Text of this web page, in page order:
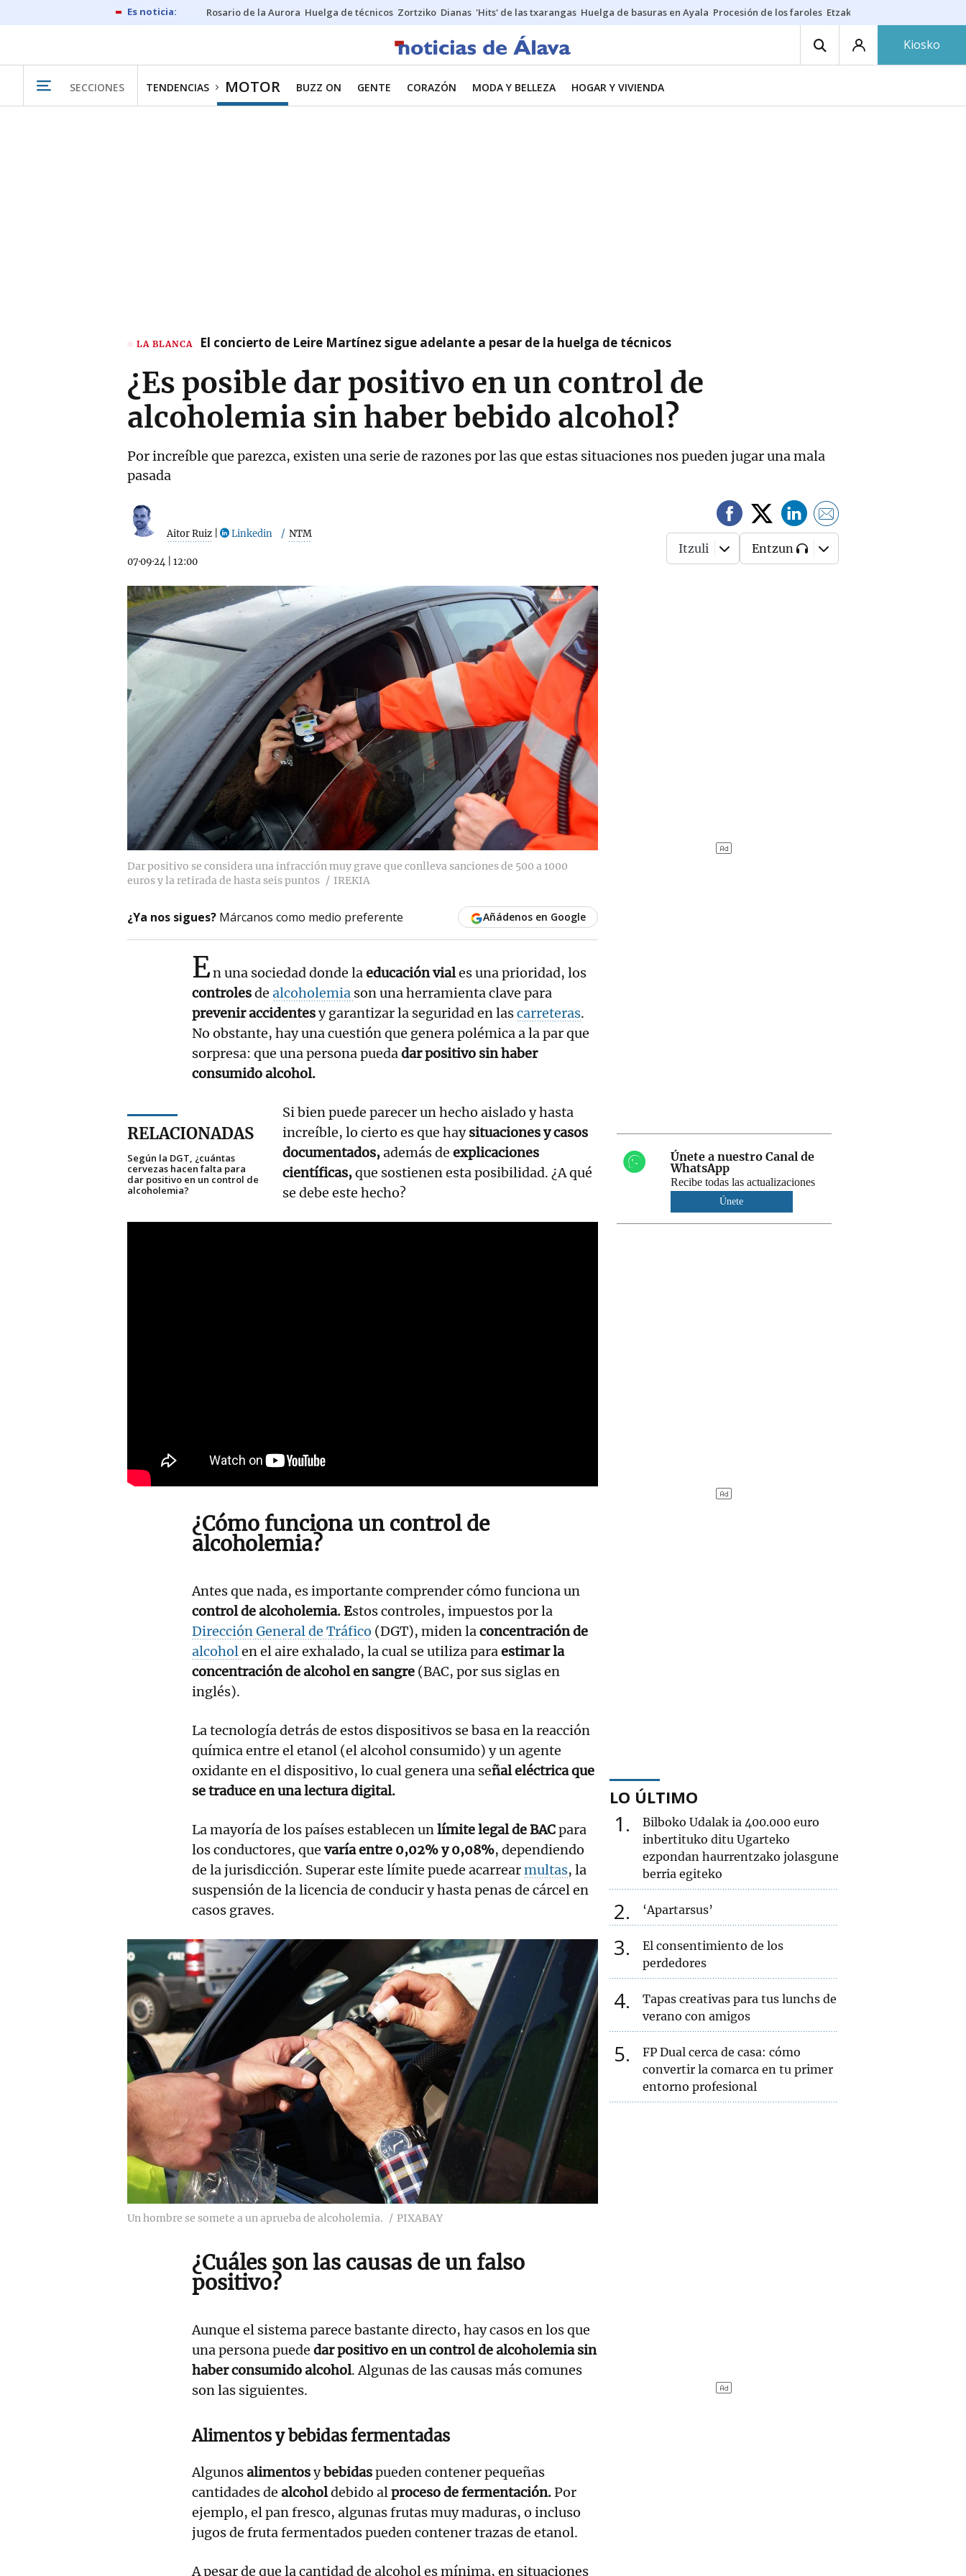
Rosario de la Aurora Huelga de técnicos Zortziko Dianas 'Hits' de las txarangas Huelga de basuras en Ayala Procesión de los faroles Etzakit
Kiosko
SECCIONES TENDENCIAS MOTOR BUZZ ON GENTE CORAZÓN MODA Y BELLEZA HOGAR Y VIVIENDA
LA BLANCA El concierto de Leire Martínez sigue adelante a pesar de la huelga de técnicos
¿Es posible dar positivo en un control de
alcoholemia sin haber bebido alcohol?
Por increíble que parezca, existen una serie de razones por las que estas situaciones nos pueden jugar una mala
pasada
Aitor Ruiz Linkedin NTM
07·09·24 12:00
Itzuli Entzun
Dar positivo se considera una infracción muy grave que conlleva sanciones de 500 a 1000
euros y la retirada de hasta seis puntos
IREKIA
¿Ya nos sigues? Márcanos como medio preferente Añádenos en Google
En una sociedad donde laeducación viales una prioridad, los
controlesde alcoholemia son una herramienta clave para
prevenir accidentesy garantizar la seguridad en lascarreteras.
No obstante, hay una cuestión que genera polémica a la par que
sorpresa: que una persona puedadar positivo sin haber
consumido alcohol.
RELACIONADAS
Según la DGT, ¿cuántas
cervezas hacen falta para
dar positivo en un control de
alcoholemia?
Si bien puede parecer un hecho aislado y hasta
increíble, lo cierto es que haysituaciones y casos
documentados,además de explicaciones
científicas,que sostienen esta posibilidad. ¿A qué
se debe este hecho?
¿Cómo funciona un control de
alcoholemia?
Antes que nada, es importante comprender cómo funciona un
control de alcoholemia.Estos controles, impuestos por la
Dirección General de Tráfico (DGT), miden laconcentración de
alcoholen el aire exhalado, la cual se utiliza paraestimar la
concentración de alcohol en sangre (BAC, por sus siglas en
inglés).
La tecnología detrás de estos dispositivos se basa en la reacción
química entre el etanol (el alcohol consumido) y un agente
oxidante en el dispositivo, lo cual genera una señal eléctrica que
se traduce en una lectura digital.
La mayoría de los países establecen unlímite legal de BACpara
los conductores, que varía entre 0,02% y 0,08%, dependiendo
de la jurisdicción. Superar este límite puede acarrearmultas, la
suspensión de la licencia de conducir y hasta penas de cárcel en
casos graves.
Un hombre se somete a un aprueba de alcoholemia. PIXABAY
¿Cuáles son las causas de un falso
positivo?
Aunque el sistema parece bastante directo, hay casos en los que
una persona puede dar positivo en un control de alcoholemia sin
haber consumido alcohol. Algunas de las causas más comunes
son las siguientes.
Alimentos y bebidas fermentadas
Algunosalimentosybebidaspueden contener pequeñas
cantidades de alcoholdebido alproceso de fermentación.Por
ejemplo, el pan fresco, algunas frutas muy maduras, o incluso
jugos de fruta fermentados pueden contener trazas de etanol.
A pesar de que la cantidad de alcohol es mínima, en situaciones
Únete a nuestro Canal de
WhatsApp
Recibe todas las actualizaciones
Únete
LO ÚLTIMO
1
Bilboko Udalak ia 400.000 euro
inbertituko ditu Ugarteko
ezpondan haurrentzako jolasgune
berria egiteko
2 ‘Apartarsus’
3
El consentimiento de los
perdedores
4
Tapas creativas para tus lunchs de
verano con amigos
5
FP Dual cerca de casa: cómo
convertir la comarca en tu primer
entorno profesional